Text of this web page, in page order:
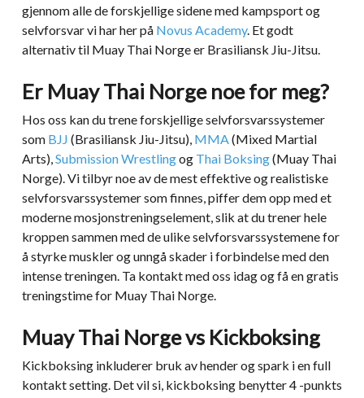
gjennom alle de forskjellige sidene med kampsport og
selvforsvar vi har her på Novus Academy. Et godt
alternativ til Muay Thai Norge er Brasiliansk Jiu-Jitsu.
Er Muay Thai Norge noe for meg?
Hos oss kan du trene forskjellige selvforsvarssystemer
som BJJ (Brasiliansk Jiu-Jitsu), MMA(Mixed Martial
Arts),Submission Wrestlingog Thai Boksing(Muay Thai
Norge). Vi tilbyr noe av de mest effektive og realistiske
selvforsvarssystemer som finnes, piffer dem opp med et
moderne mosjonstreningselement, slik at du trener hele
kroppen sammen med de ulike selvforsvarssystemene for
å styrke muskler og unngå skader i forbindelse med den
intense treningen. Ta kontakt med oss idag og få en gratis
treningstime for Muay Thai Norge.
Muay Thai Norge vs Kickboksing
Kickboksing inkluderer bruk av hender og spark i en full
kontakt setting. Det vil si, kickboksing benytter 4 -punkts